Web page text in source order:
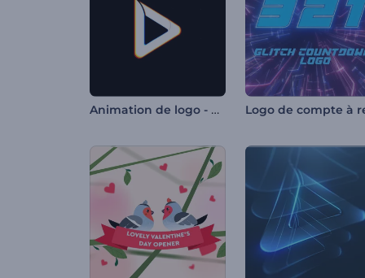
Animation de logo - Glitch rapide